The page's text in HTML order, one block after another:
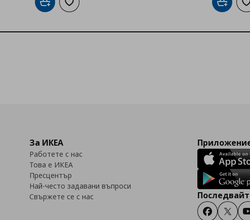
Добави в кошницата
Добави към списъка с любими Добави
За ИКЕА
Работете с нас
Това е ИКЕА
Пресцентър
Най-често задавани въпроси
Свържете се с нас
Facebook